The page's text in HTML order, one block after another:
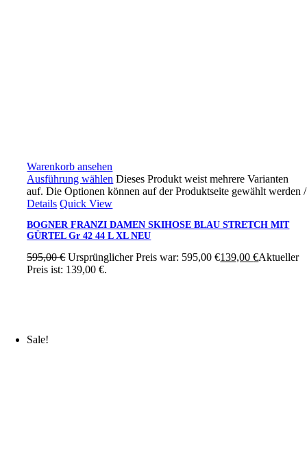
Warenkorb ansehen
Ausführung wählen Dieses Produkt weist mehrere Varianten
auf. Die Optionen können auf der Produktseite gewählt werden/
Details Quick View
BOGNER FRANZI DAMEN SKIHOSE BLAU STRETCH MIT
GÜRTEL Gr 42 44 L XL NEU
595,00€ Ursprünglicher Preis war: 595,00 €139,00€Aktueller
Preis ist: 139,00 €.
Sale!